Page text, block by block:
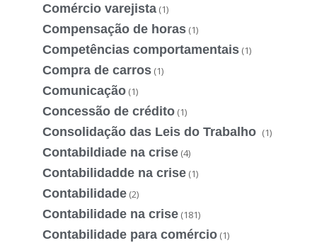
Comércio varejista (1)
Compensação de horas (1)
Competências comportamentais (1)
Compra de carros (1)
Comunicação (1)
Concessão de crédito (1)
Consolidação das Leis do Trabalho (1)
Contabildiade na crise (4)
Contabilidadde na crise (1)
Contabilidade (2)
Contabilidade na crise (181)
Contabilidade para comércio (1)